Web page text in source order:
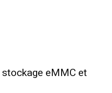
eMMC et